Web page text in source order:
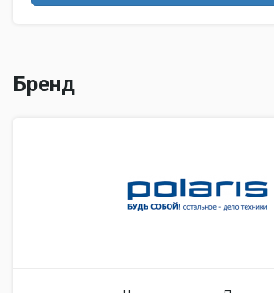
Бренд